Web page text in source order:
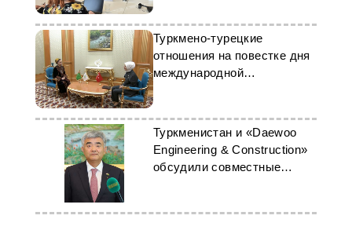
Туркмено-турецкие
отношения на повестке дня
международной
конференции
Туркменистан и «Daewoo
Engineering & Construction»
обсудили совместные